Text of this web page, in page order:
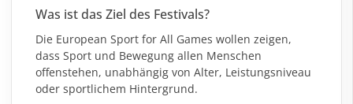
Was ist das Ziel des Festivals?
Die European Sport for All Games wollen zeigen,
dass Sport und Bewegung allen Menschen
offenstehen, unabhängig von Alter, Leistungsniveau
oder sportlichem Hintergrund.